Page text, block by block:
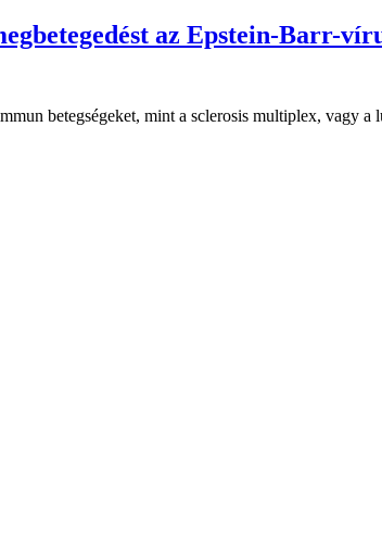
az Epstein-Barr-
betegségeket, mint a sclerosis multiplex, vagy